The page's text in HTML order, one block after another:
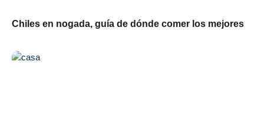
Chiles en nogada, guía de dónde comer los mejores